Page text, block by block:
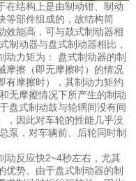
结构上是由制动钳、制动
等部件组成的，故结构简
效能高，可与鼓式制动器相
制动器与盘式制动器相比，
动力矩为： 盘式制动器的制
摩擦（即无摩擦时）的情况
有摩擦时），其制动力矩约
无摩擦情况下所产生的制动
盘式制动鼓与轮辋间没有间
，因此对车轮的性能几乎没
泵，对车辆前、后轮同时制
反应快2~4秒左右，尤其
优势。由于盘式制动器的制